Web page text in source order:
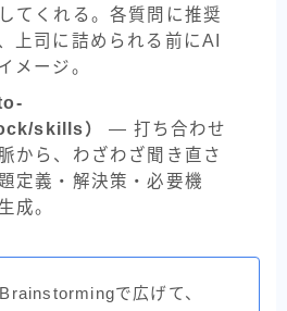
てくれる。各質問に推奨
上司に詰められる前にAI
メージ。
skills）
— 打ち合わせ
から、わざわざ聞き直さ
定義・解決策・必要機
成。
Brainstormingで広げて、